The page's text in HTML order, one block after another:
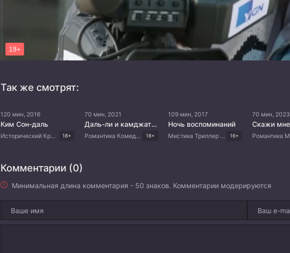
Так же смотрят:
120 мин, 2016
Ким Сон-даль
Исторический Криминал Приключения Комедия 18+
70 мин, 2021
Даль-ли и камджатхан
Романтика Комедия Драма Корейские дорамы 18+
109 мин, 2017
Ночь воспоминаний
Мистика Триллер Драма Корейские дорамы 16+
70 мин, 2023
Комментарии (0)
Минимальная длина комментария - 50 знаков. Комментарии модерируются